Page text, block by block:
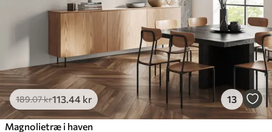
189.07kr113.44 kr 13
Magnolietræ i haven